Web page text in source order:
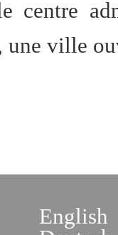
centre
ville
English